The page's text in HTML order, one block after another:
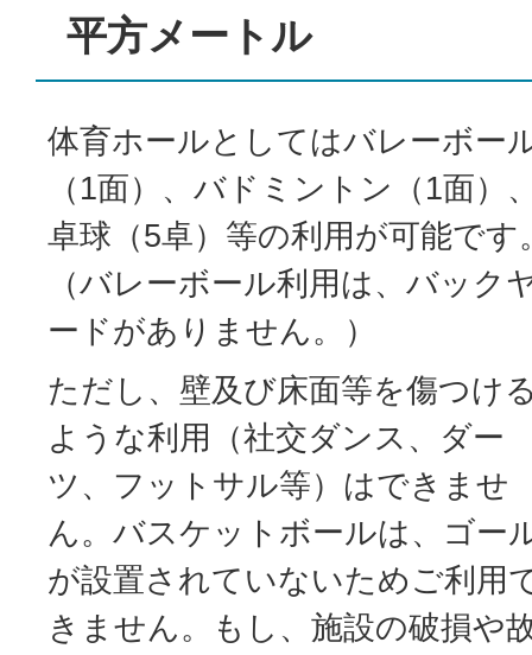
平方メートル
体育ホールとしてはバレーボー
（1面）、バドミントン（1面）
卓球（5卓）等の利用が可能です
（バレーボール利用は、バック
ードがありません。）
ただし、壁及び床面等を傷つけ
ような利用（社交ダンス、ダー
ツ、フットサル等）はできませ
ん。バスケットボールは、ゴー
が設置されていないためご利用
きません。もし、施設の破損や